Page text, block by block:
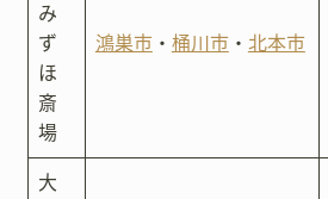
み
ず
ほ
斎
場
鴻巣市・ 桶川市・ 北本市
大